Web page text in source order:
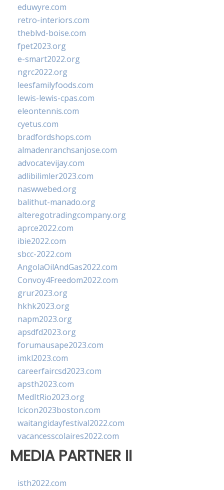
eduwyre.com
retro-interiors.com
theblvd-boise.com
fpet2023.org
e-smart2022.org
ngrc2022.org
leesfamilyfoods.com
lewis-lewis-cpas.com
eleontennis.com
cyetus.com
bradfordshops.com
almadenranchsanjose.com
advocatevijay.com
adlibilimler2023.com
naswwebed.org
balithut-manado.org
alteregotradingcompany.org
aprce2022.com
ibie2022.com
sbcc-2022.com
AngolaOilAndGas2022.com
Convoy4Freedom2022.com
grur2023.org
hkhk2023.org
napm2023.org
apsdfd2023.org
forumausape2023.com
imkl2023.com
careerfaircsd2023.com
apsth2023.com
MedItRio2023.org
lcicon2023boston.com
waitangidayfestival2022.com
vacancesscolaires2022.com
MEDIA PARTNER II
isth2022.com